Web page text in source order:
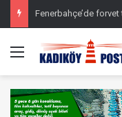
Fenerbahçe’de
Menü